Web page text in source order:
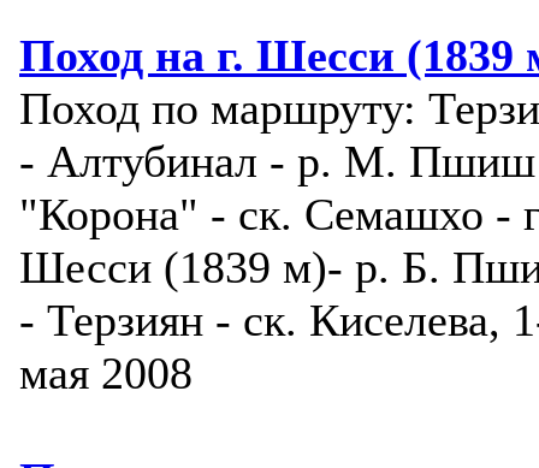
Поход на г. Шесси (1839
Поход по маршруту:
- Алтубинал - р. М.
"Корона" - ск. Семашхо -
Шесси (1839 м)- р. Б.
- Терзиян - ск. Киселева,
мая 2008